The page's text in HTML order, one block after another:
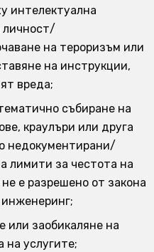
интелектуална
личност/
на тероризъм или
на инструкции,
вреда;
събиране на
краулъри или друга
недокументирани/
лимити за честота на
е разрешено от закона
или заобикаляне на
на услугите;